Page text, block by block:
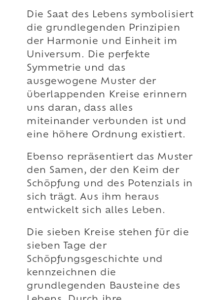
Die Saat des Lebens symbolisiert
die grundlegenden Prinzipien
der Harmonie und Einheit im
Universum. Die perfekte
Symmetrie und das
ausgewogene Muster der
überlappenden Kreise erinnern
uns daran, dass alles
miteinander verbunden ist und
eine höhere Ordnung existiert.
Ebenso repräsentiert das Muster
den Samen, der den Keim der
Schöpfung und des Potenzials in
sich trägt. Aus ihm heraus
entwickelt sich alles Leben.
Die sieben Kreise stehen für die
sieben Tage der
Schöpfungsgeschichte und
kennzeichnen die
grundlegenden Bausteine des